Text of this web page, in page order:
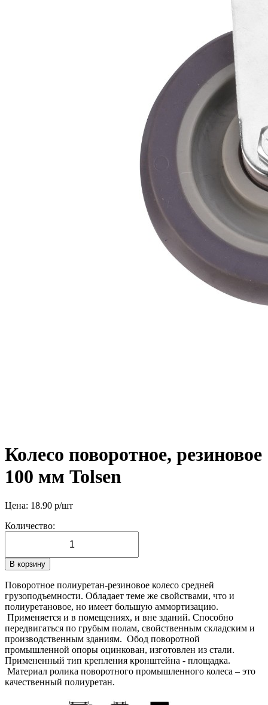
Колесо поворотное, резиновое
100 мм Tolsen
Цена: 18.90 р/шт
Количество:
В корзину
Поворотное полиуретан-резиновое колесо средней
грузоподъемности. Обладает теме же свойствами, что и
полиуретановое, но имеет большую аммортизацию.
Применяется и в помещениях, и вне зданий. Способно
передвигаться по грубым полам, свойственным складским и
производственным зданиям. Обод поворотной
промышленной опоры оцинкован, изготовлен из стали.
Примененный тип крепления кронштейна - площадка.
Материал ролика поворотного промышленного колеса – это
качественный полиуретан.